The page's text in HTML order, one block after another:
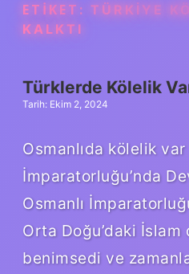
ETIKET: TÜRKIYE
KALKTI
Türklerde Kölelik
Tarih: Ekim 2, 2024
Osmanlıda kölelik var
İmparatorluğu’nda
Osmanlı
Orta Doğu’daki
benimsedi ve